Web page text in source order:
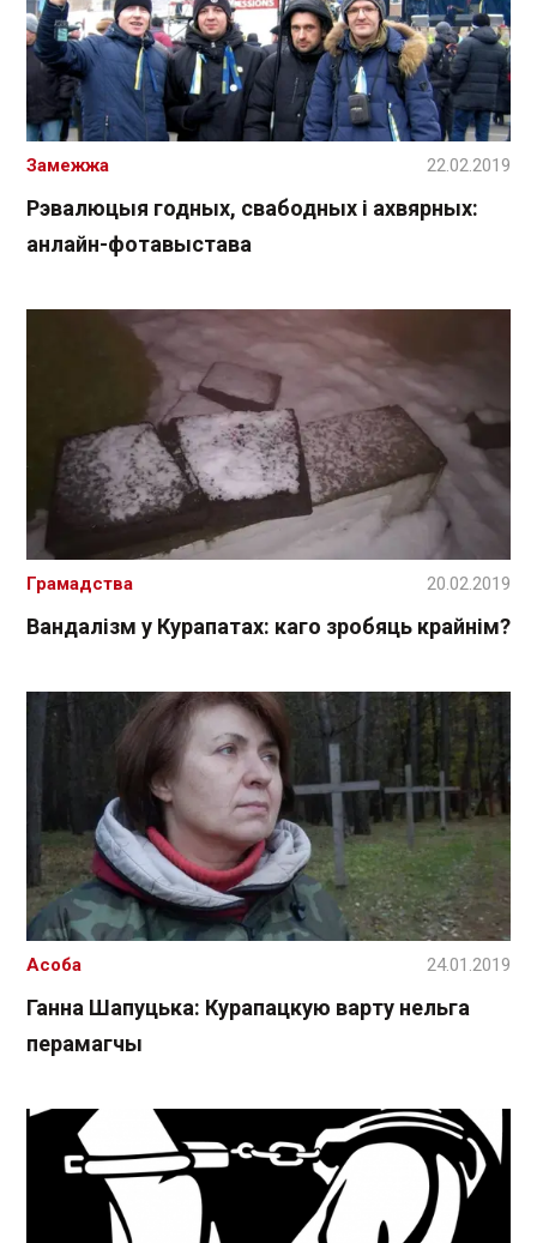
Рэвалюцыя годных, свабодных і ахвярных:
анлайн-фотавыстава
Замежжа 22.02.2019
Вандалізм у Курапатах: каго зробяць крайнім?
Грамадства 20.02.2019
Ганна Шапуцька: Курапацкую варту нельга
перамагчы
Асоба 24.01.2019